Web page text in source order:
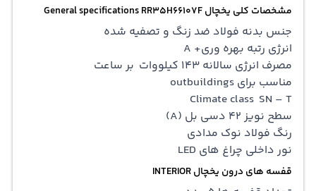
مشخصات کلی یخچال General specifications RR35H66107F
جنس بدنه فولاد ضد زنگ و تصفیه شده
انرژی رتبه بهره وری+ A
مصرف انرژی سالانه 143 کیلووات بر ساعت
مناسب برای outbuildings
Climate class SN – T
سطح نویز 42 دسی بل (A)
رنگ فولاد نوک مدادی
نور داخلی چراغ های LED
قفسه های درون یخچال INTERIOR